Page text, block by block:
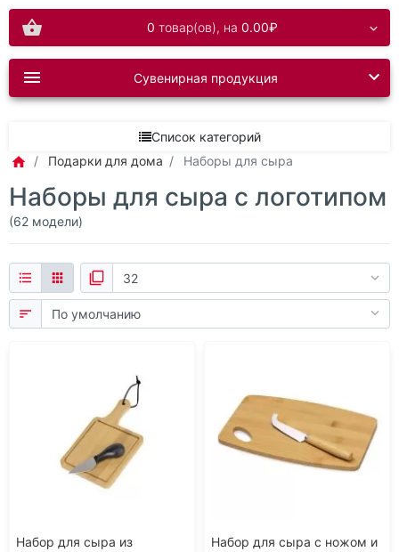
0 товар(ов), на 0.00₽
Сувенирная продукция
Список категорий
Подарки для дома
Наборы для сыра
Наборы для сыра с логотипом
(62 модели)
Набор для сыра из
Набор для сыра с ножом и